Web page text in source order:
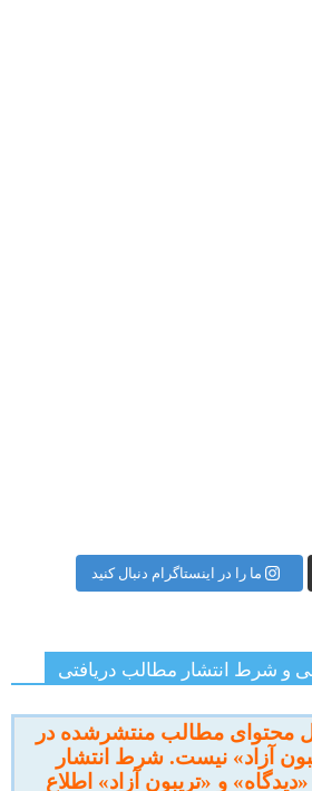
ما را در اینستاگرام دنبال کنید
شرط انتشار مطالب دریافتی
محتوای مطالب منتشرشده در
آزاد» نیست. شرط انتشار
و «تریبون آزاد» اطلاع